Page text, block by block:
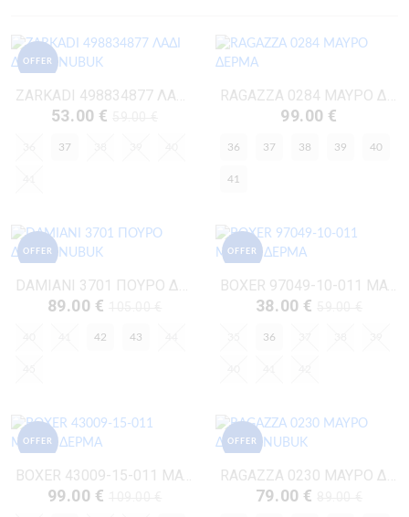
OFFER
ZARKADI 498834877 ΛΑΔΙ ΔΕΡΜΑ-NUBUK
53.00 €
37
RAGAZZA 0284 ΜΑΥΡΟ ΔΕΡΜΑ
99.00 €
36 37 38 39 40
41
OFFER
DAMIANI 3701 ΠΟΥΡΟ ΔΕΡΜΑ-NUBUK
89.00 €
42 43
OFFER
BOXER 97049-10-011 ΜΑΥΡΟ ΔΕΡΜΑ
38.00 €
36
OFFER
BOXER 43009-15-011 ΜΑΥΡΟ ΔΕΡΜΑ
99.00 €
OFFER
RAGAZZA 0230 ΜΑΥΡΟ ΔΕΡΜΑ-NUBUK
79.00 €